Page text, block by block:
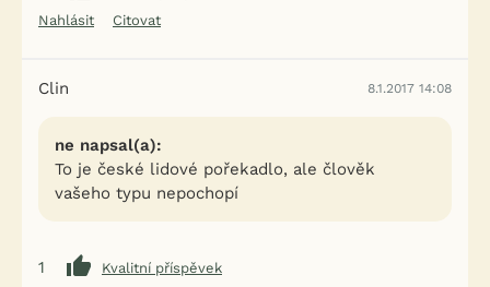
Nahlásit
Citovat
Clin 8.1.2017 14:08
ne napsal(a):
To je české lidové pořekadlo, ale člověk
vašeho typu nepochopí
1
Kvalitní příspěvek